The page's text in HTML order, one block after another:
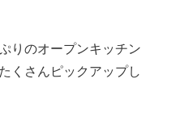
りのオープンキッチン
くさんピックアップし